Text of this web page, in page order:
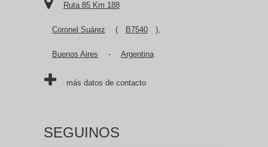
Ruta 85 Km 188
Coronel Suárez ( B7540 ),
Buenos Aires - Argentina
más datos de contacto
SEGUINOS